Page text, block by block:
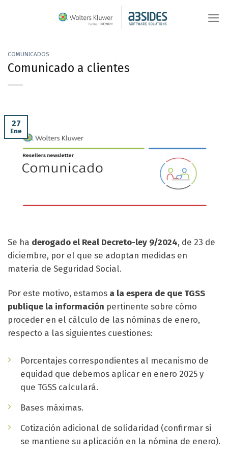
COMUNICADOS
Comunicado a clientes
27
Ene
Se ha derogado el Real Decreto-ley 9/2024, de 23 de
diciembre, por el que se adoptan medidas en
materia de Seguridad Social.
Por este motivo, estamos a la espera de que TGSS
publique la información pertinente sobre cómo
proceder en el cálculo de las nóminas de enero,
respecto a las siguientes cuestiones:
Porcentajes correspondientes al mecanismo de
equidad que debemos aplicar en enero 2025 y
que TGSS calculará.
Bases máximas.
Cotización adicional de solidaridad (confirmar si
se mantiene su aplicación en la nómina de enero).